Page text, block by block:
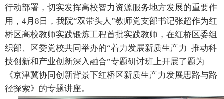
行动部署，切实发挥高校智力资源服务地方发展的重要作
用，4月8日，我院“双带头人”教师党支部书记张超作为红
桥区高校教师实践锻炼工程首批实践教师，在红桥区委组
织部、区委党校共同举办的“着力发展新质生产力 推动科
技创新和产业创新深入融合”专题研讨班上开展了题为
《京津冀协同创新背景下红桥区新质生产力发展思路与路
径探索》的专题讲座。